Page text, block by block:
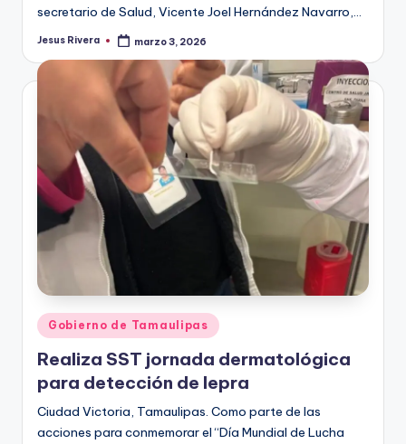
secretario de Salud, Vicente Joel Hernández Navarro,…
Publicado
Jesus Rivera marzo 3, 2026
Publicado
en
Gobierno de Tamaulipas
Realiza SST jornada dermatológica
para detección de lepra
Ciudad Victoria, Tamaulipas. Como parte de las
acciones para conmemorar el “Día Mundial de Lucha